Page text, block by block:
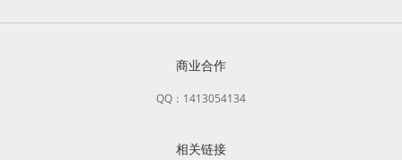
商业合作
QQ：1413054134
相关链接